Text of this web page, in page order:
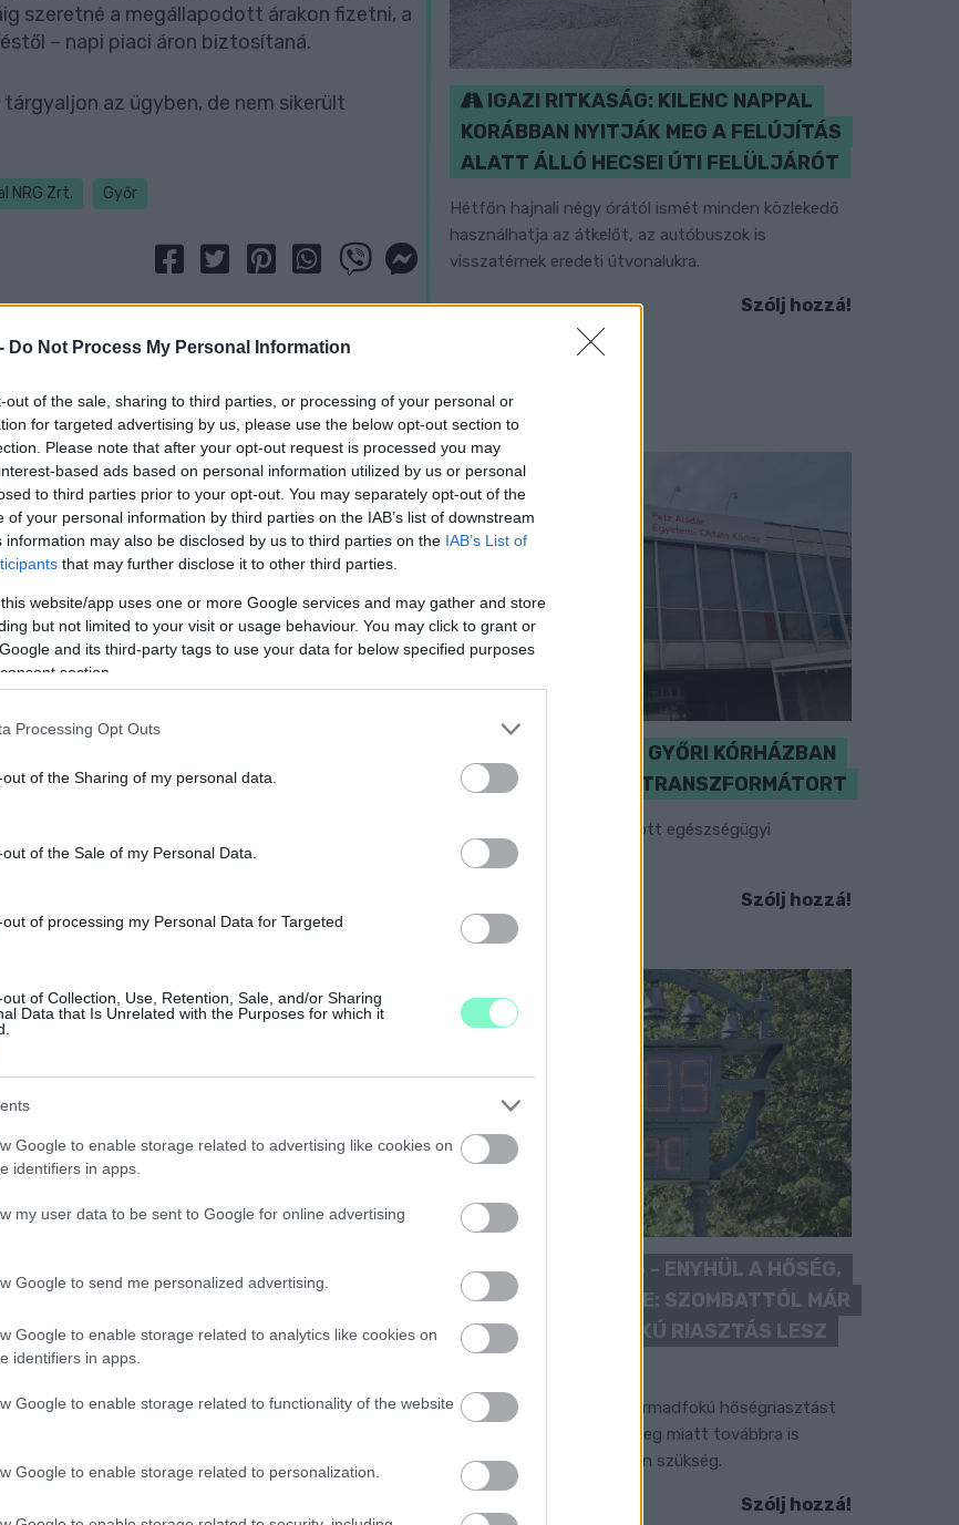
Do Not Process My Personal Information
out of the sale, sharing to third parties, or processing of your personal or
for targeted advertising by us, please use the below opt-out section to
Please note that after your opt-out request is processed you may
based ads based on personal information utilized by us or personal
to third parties prior to your opt-out. You may separately opt-out of the
of your personal information by third parties on the IAB’s list of downstream
information may also be disclosed by us to third parties on the IAB’s List of
that may further disclose it to other third parties.
website/app uses one or more Google services and may gather and store
but not limited to your visit or usage behaviour. You may click to grant or
and its third-party tags to use your data for below specified purposes
section.
Processing Opt Outs
of the Sharing of my personal data.
of the Sale of my Personal Data.
of processing my Personal Data for Targeted
of Collection, Use, Retention, Sale, and/or Sharing
Data that Is Unrelated with the Purposes for which it
Google to enable storage related to advertising like cookies on
identifiers in apps.
my user data to be sent to Google for online advertising
Google to send me personalized advertising.
Google to enable storage related to analytics like cookies on
identifiers in apps.
Google to enable storage related to functionality of the website
Google to enable storage related to personalization.
szeretné a megállapodott árakon fizetni, a
– napi piaci áron biztosítaná.
az ügyben, de nem sikerült
NRG Zrt. Győr
IGAZI RITKASÁG: KILENC NAPPAL
KORÁBBAN NYITJÁK MEG A FELÚJÍTÁS
ALATT ÁLLÓ HECSEI ÚTI FELÜLJÁRÓT
Hétfőn hajnali négy órától ismét minden közlekedő
használhatja az átkelőt, az autóbuszok is
visszatérnek eredeti útvonalukra.
Szólj hozzá!
KICSERÉLTÉK A GYŐRI KÓRHÁZBAN
MEGHIBÁSODOTT TRANSZFORMÁTORT
Megkezdték az elhalasztott egészségügyi
ellátásokat.
Szólj hozzá!
KÁNIKULA 2026 - ENYHÜL A HŐSÉG,
DE MÉG NINCS VÉGE: SZOMBATTÓL MÁR
“CSAK” MÁSODFOKÚ RIASZTÁS LESZ
A július vége óta tartó harmadfokú hőségriasztást
mérséklik, de a tartós meleg miatt továbbra is
fokozott óvatosságra van szükség.
Szólj hozzá!